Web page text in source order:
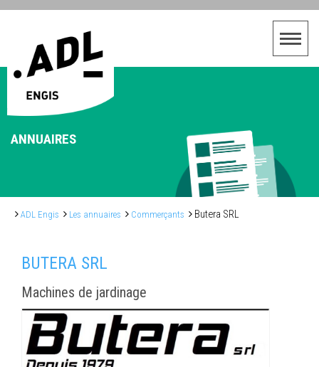
ANNUAIRES
ADL Engis Les annuaires Commerçants Butera SRL
BUTERA SRL
Machines de jardinage